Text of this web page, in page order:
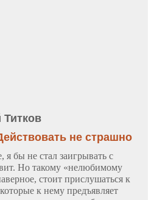
Титков
не страшно
я бы не стал заигрывать с
Но такому «нелюбимому
стоит прислушаться к
к нему предъявляет